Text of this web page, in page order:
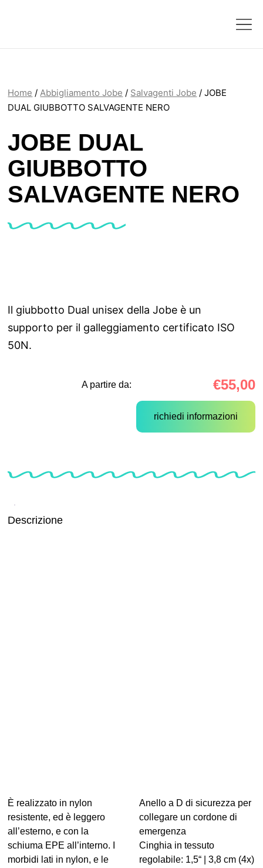
Home /Abbigliamento Jobe / Salvagenti Jobe / JOBE
DUAL GIUBBOTTO SALVAGENTE NERO
JOBE DUAL
GIUBBOTTO
SALVAGENTE NERO
Il giubbotto Dual unisex della Jobe è un
supporto per il galleggiamento certificato ISO
50N.
A partire da: €55,00
richiedi informazioni
Descrizione
È realizzato in nylon
resistente, ed è leggero
all’esterno, e con la
schiuma EPE all’interno. I
morbidi lati in nylon, e le
Anello a D di sicurezza per
collegare un cordone di
emergenza
Cinghia in tessuto
regolabile: 1,5“ | 3,8 cm (4x)